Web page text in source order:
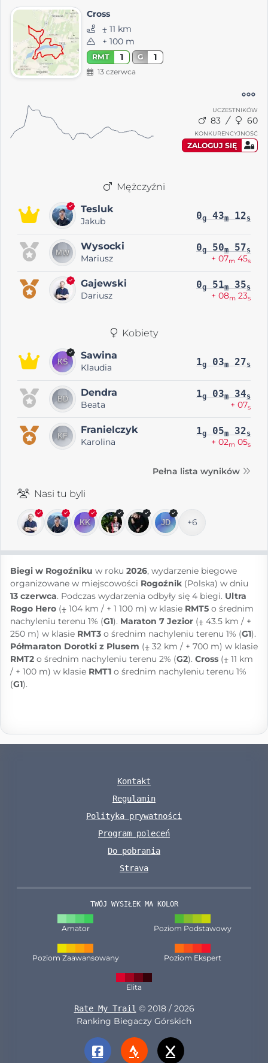
Cross
⨦ 11 km
+ 100 m
RMT 1 G 1
13 czerwca
UCZESTNIKÓW
83 60
KONKURENCYJNOŚĆ
ZALOGUJ SIĘ
Mężczyźni
Tesluk
Jakub 0g 43m 12s
Wysocki
Mariusz
0g 50m 57s
+ 07m 45s
Gajewski
Dariusz
0g 51m 35s
+ 08m 23s
Kobiety
Sawina
Klaudia 1g 03m 27s
Dendra
Beata
1g 03m 34s
+ 07s
Franielczyk
Karolina
1g 05m 32s
+ 02m 05s
Pełna lista wyników
Nasi tu byli
+6
Biegi w Rogoźniku w roku 2026, wydarzenie biegowe
organizowane w miejscowości Rogoźnik (Polska) w dniu
13 czerwca. Podczas wydarzenia odbyły się 4 biegi. Ultra
Rogo Hero (⨦ 104 km / + 1 100 m) w klasie RMT5 o średnim
nachyleniu terenu 1% (G1). Maraton 7 Jezior (⨦ 43.5 km / +
250 m) w klasie RMT3 o średnim nachyleniu terenu 1% (G1).
Półmaraton Dorotki z Plusem (⨦ 32 km / + 700 m) w klasie
RMT2 o średnim nachyleniu terenu 2% (G2). Cross (⨦ 11 km
/ + 100 m) w klasie RMT1 o średnim nachyleniu terenu 1%
(G1).
Kontakt
Regulamin
Polityka prywatności
Program poleceń
Do pobrania
Strava
TWÓJ WYSIŁEK MA KOLOR
Amator Poziom Podstawowy
Poziom Zaawansowany Poziom Ekspert
Elita
Rate My Trail © 2018 / 2026
Ranking Biegaczy Górskich